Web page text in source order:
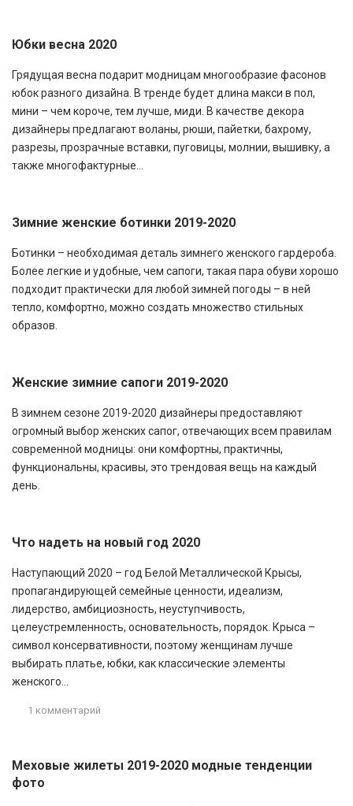
Юбки весна 2020
Грядущая весна подарит модницам многообразие фасонов
юбок разного дизайна. В тренде будет длина макси в пол,
мини – чем короче, тем лучше, миди. В качестве декора
дизайнеры предлагают воланы, рюши, пайетки, бахрому,
разрезы, прозрачные вставки, пуговицы, молнии, вышивку, а
также многофактурные...
Зимние женские ботинки 2019-2020
Ботинки – необходимая деталь зимнего женского гардероба.
Более легкие и удобные, чем сапоги, такая пара обуви хорошо
подходит практически для любой зимней погоды – в ней
тепло, комфортно, можно создать множество стильных
образов.
Женские зимние сапоги 2019-2020
В зимнем сезоне 2019-2020 дизайнеры предоставляют
огромный выбор женских сапог, отвечающих всем правилам
современной модницы: они комфортны, практичны,
функциональны, красивы, это трендовая вещь на каждый
день.
Что надеть на новый год 2020
Наступающий 2020 – год Белой Металлической Крысы,
пропагандирующей семейные ценности, идеализм,
лидерство, амбициозность, неуступчивость,
целеустремленность, основательность, порядок. Крыса –
символ консервативности, поэтому женщинам лучше
выбирать платье, юбки, как классические элементы
женского...
1 комментарий
Меховые жилеты 2019-2020 модные тенденции
фото